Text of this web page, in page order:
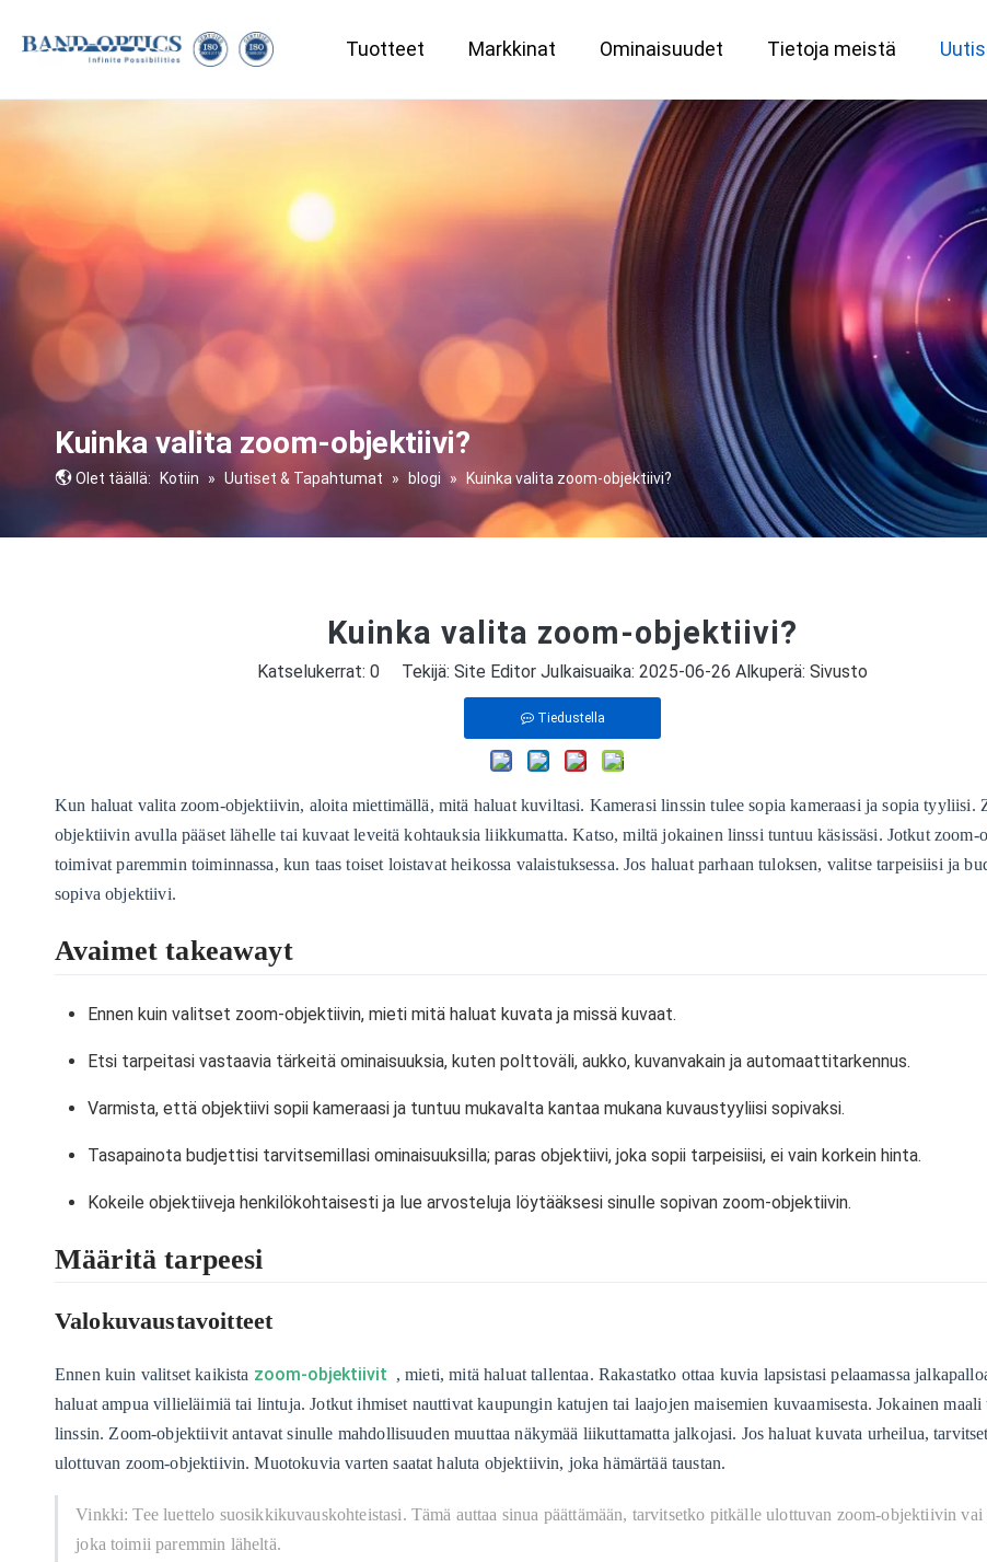
Tuotteet Markkinat Ominaisuudet Tietoja meistä
Kuinka valita zoom-objektiivi?
Olet täällä: Kotiin » Uutiset & Tapahtumat » blogi » Kuinka valita zoom-objektiivi?
Kuinka valita zoom-objektiivi?
Katselukerrat: 0 Tekijä: Site Editor Julkaisuaika: 2025-06-26 Alkuperä: Sivusto
Tiedustella
Kun haluat valita zoom-objektiivin, aloita miettimällä, mitä haluat kuviltasi. Kamerasi linssin tulee sopia kameraasi ja sopia tyyliisi.
objektiivin avulla pääset lähelle tai kuvaat leveitä kohtauksia liikkumatta. Katso, miltä jokainen linssi tuntuu käsissäsi. Jotkut
toimivat paremmin toiminnassa, kun taas toiset loistavat heikossa valaistuksessa. Jos haluat parhaan tuloksen, valitse tarpeisiisi ja
sopiva objektiivi.
Avaimet takeawayt
Ennen kuin valitset zoom-objektiivin, mieti mitä haluat kuvata ja missä kuvaat.
Etsi tarpeitasi vastaavia tärkeitä ominaisuuksia, kuten polttoväli, aukko, kuvanvakain ja automaattitarkennus.
Varmista, että objektiivi sopii kameraasi ja tuntuu mukavalta kantaa mukana kuvaustyyliisi sopivaksi.
Tasapainota budjettisi tarvitsemillasi ominaisuuksilla; paras objektiivi, joka sopii tarpeisiisi, ei vain korkein hinta.
Kokeile objektiiveja henkilökohtaisesti ja lue arvosteluja löytääksesi sinulle sopivan zoom-objektiivin.
Määritä tarpeesi
Valokuvaustavoitteet
Ennen kuin valitset kaikista zoom-objektiivit , mieti, mitä haluat tallentaa. Rakastatko ottaa kuvia lapsistasi pelaamassa
haluat ampua villieläimiä tai lintuja. Jotkut ihmiset nauttivat kaupungin katujen tai laajojen maisemien kuvaamisesta. Jokainen maali
linssin. Zoom-objektiivit antavat sinulle mahdollisuuden muuttaa näkymää liikuttamatta jalkojasi. Jos haluat kuvata urheilua,
ulottuvan zoom-objektiivin. Muotokuvia varten saatat haluta objektiivin, joka hämärtää taustan.
Vinkki: Tee luettelo suosikkikuvauskohteistasi. Tämä auttaa sinua päättämään, tarvitsetko pitkälle ulottuvan zoom-objektiivin
joka toimii paremmin läheltä.